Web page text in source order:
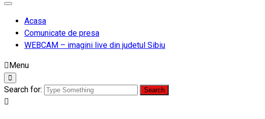
Acasa
Comunicate de presa
WEBCAM – imagini live din judetul Sibiu
Menu
Search for: